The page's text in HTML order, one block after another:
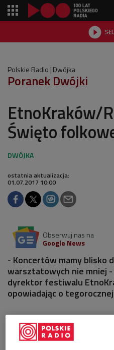

Polskie Radio Dwójka
Poranek Dwójki
EtnoKraków/
Święto
ostatnia aktualizacja:
01.07.2017 10:00
Obserwuj nas na
Google News
- Koncertów mamy blisko
warsztatowych nie mniej -
dyrektor festiwalu
opowiadając o
2 pliki
 76'23